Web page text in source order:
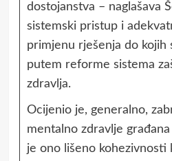
dostojanstva – naglašava
sistemski pristup i
primjenu rješenja do kojih
putem reforme sistema
zdravlja.
Ocijenio je, generalno,
mentalno zdravlje
je ono lišeno kohezivnosti